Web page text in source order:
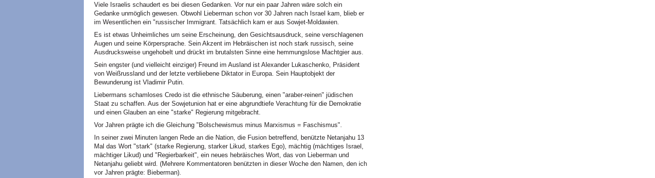
Viele Israelis schaudert es bei diesen Gedanken. Vor nur ein paar Jahren wäre solch ein
Gedanke unmöglich gewesen. Obwohl Lieberman schon vor 30 Jahren nach Israel kam, blieb er
im Wesentlichen ein "russischer Immigrant. Tatsächlich kam er aus Sowjet-Moldawien.
Es ist etwas Unheimliches um seine Erscheinung, den Gesichtsausdruck, seine verschlagenen
Augen und seine Körpersprache. Sein Akzent im Hebräischen ist noch stark russisch, seine
Ausdrucksweise ungehobelt und drückt im brutalsten Sinne eine hemmungslose Machtgier aus.
Sein engster (und vielleicht einziger) Freund im Ausland ist Alexander Lukaschenko, Präsident
von Weißrussland und der letzte verbliebene Diktator in Europa. Sein Hauptobjekt der
Bewunderung ist Vladimir Putin.
Liebermans schamloses Credo ist die ethnische Säuberung, einen "araber-reinen" jüdischen
Staat zu schaffen. Aus der Sowjetunion hat er eine abgrundtiefe Verachtung für die Demokratie
und einen Glauben an eine "starke" Regierung mitgebracht.
Vor Jahren prägte ich die Gleichung "Bolschewismus minus Marxismus = Faschismus".
In seiner zwei Minuten langen Rede an die Nation, die Fusion betreffend, benützte Netanjahu 13
Mal das Wort "stark" (starke Regierung, starker Likud, starkes Ego), mächtig (mächtiges Israel,
mächtiger Likud) und "Regierbarkeit", ein neues hebräisches Wort, das von Lieberman und
Netanjahu geliebt wird. (Mehrere Kommentatoren benützten in dieser Woche den Namen, den ich
vor Jahren prägte: Bieberman).